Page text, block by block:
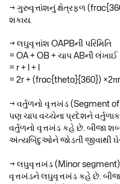
→ ગુરુવૃત્તાંશનું ક્ષેત્રફળ
શકાય.
→ લઘુવૃત્તાંશ OAPBની પરિમિતિ
= OA + OB + ચાપ ABની લંખાઈ
= r + l + l
= 2r + (frac{theta}{360}) ×2πr
→ વર્તુળનો વૃત્તખંડ (Segment
પણ ચાપ વચ્ચેના પ્રદેશને
વર્તુળનો વૃત્તખંડ કહે છે. બીજા
અંત્યબિંદુઓને જોડતી જીવાથી
→ લઘુવૃત્તખંડ (Minor
વૃત્તખંડને લઘુવૃત્તખંડ કહે છે. બીજા